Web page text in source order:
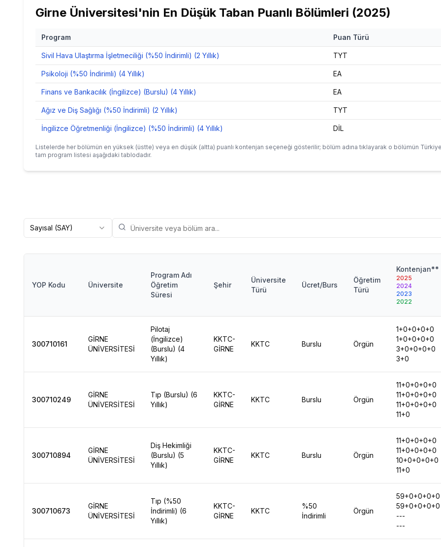
Girne Üniversitesi'nin En Düşük Taban Puanlı Bölümleri (2025)
Program Puan Türü
Sivil Hava Ulaştırma İşletmeciliği (%50 İndirimli) (2 Yıllık) TYT
Psikoloji (%50 İndirimli) (4 Yıllık) EA
Finans ve Bankacılık (İngilizce) (Burslu) (4 Yıllık) EA
Ağız ve Diş Sağlığı (%50 İndirimli) (2 Yıllık) TYT
İngilizce Öğretmenliği (İngilizce) (%50 İndirimli) (4 Yıllık) DİL
Listelerde her bölümün en yüksek (üstte) veya en düşük (altta) puanlı kontenjan seçeneği gösterilir; bölüm adına tıklayarak o bölümün
tam program listesi aşağıdaki tablodadır.
Sayısal (SAY)
YOP Kodu Üniversite
Program Adı
Öğretim
Süresi
Şehir
Üniversite
Türü
Ücret/Burs
Öğretim
Türü
Kontenjan**
2025
2024
2023
2022
300710161
GİRNE
ÜNİVERSİTESİ
Pilotaj
(İngilizce)
(Burslu) (4
Yıllık)
KKTC-
GİRNE
KKTC Burslu Örgün
1+0+0+0+0
1+0+0+0+0
3+0+0+0+0
3+0
300710249
GİRNE
ÜNİVERSİTESİ
Tıp (Burslu) (6
Yıllık)
KKTC-
GİRNE
KKTC Burslu Örgün
11+0+0+0+0
11+0+0+0+0
11+0+0+0+0
11+0
300710894
GİRNE
ÜNİVERSİTESİ
Diş Hekimliği
(Burslu) (5
Yıllık)
KKTC-
GİRNE
KKTC Burslu Örgün
11+0+0+0+0
11+0+0+0+0
10+0+0+0+0
11+0
300710673
GİRNE
ÜNİVERSİTESİ
Tıp (%50
İndirimli) (6
Yıllık)
KKTC-
GİRNE
KKTC
%50
İndirimli
Örgün
59+0+0+0+0
59+0+0+0+0
---
---